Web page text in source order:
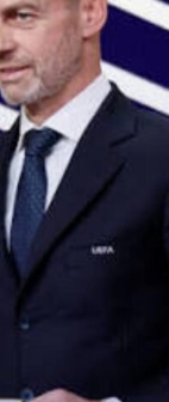
Juve, Andrea
que un
un gol. Anotó
rendimiento.
veces, no
hizo su
hacer. Es un
de la Serie
y el Milan,